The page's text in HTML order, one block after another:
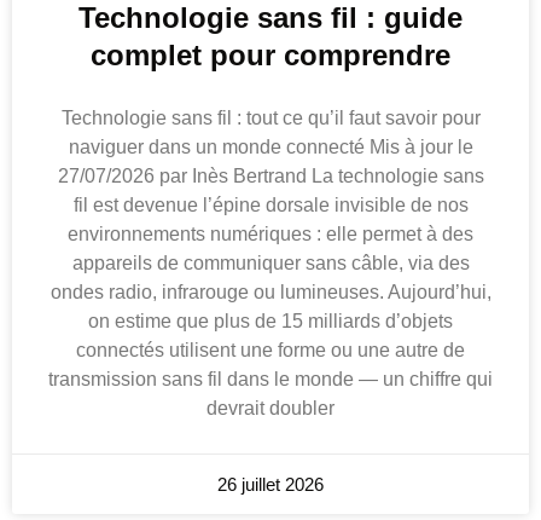
Technologie sans fil : guide
complet pour comprendre
Technologie sans fil : tout ce qu’il faut savoir pour
naviguer dans un monde connecté Mis à jour le
27/07/2026 par Inès Bertrand La technologie sans
fil est devenue l’épine dorsale invisible de nos
environnements numériques : elle permet à des
appareils de communiquer sans câble, via des
ondes radio, infrarouge ou lumineuses. Aujourd’hui,
on estime que plus de 15 milliards d’objets
connectés utilisent une forme ou une autre de
transmission sans fil dans le monde — un chiffre qui
devrait doubler
26 juillet 2026